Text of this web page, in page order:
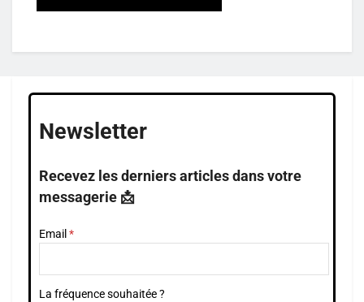
Newsletter
Recevez les derniers articles dans votre
messagerie 📩
Email
La fréquence souhaitée ?